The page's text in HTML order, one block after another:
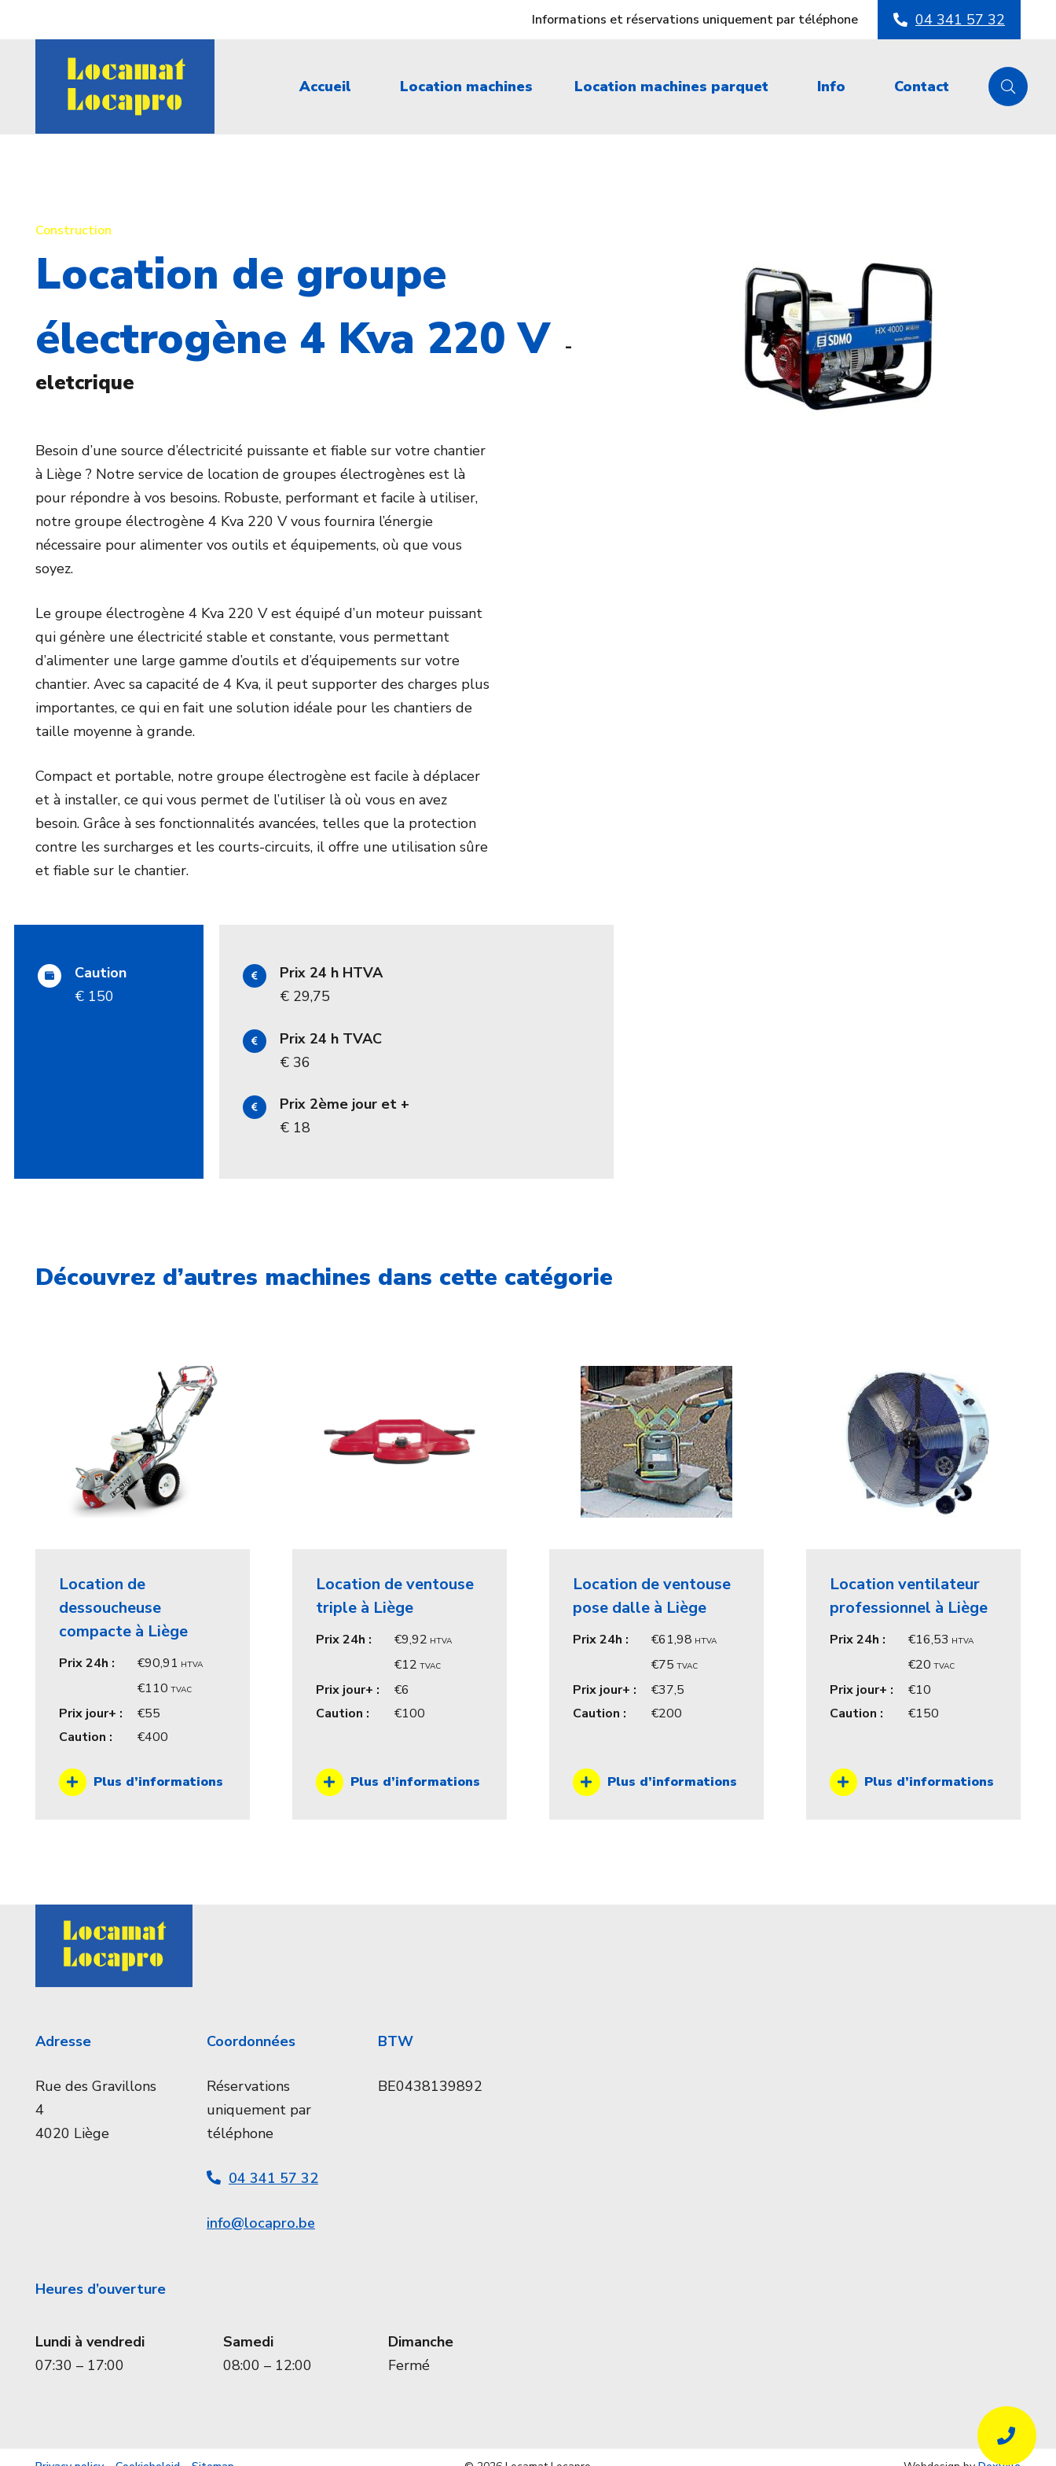
Informations et réservations uniquement par téléphone 04 341 57 32
Accueil Location machines Location machines parquet Info Contact
Construction
Location de groupe
électrogène 4 Kva 220 V -
eletcrique
Besoin d’une source d’électricité puissante et fiable sur votre chantier
à Liège ? Notre service de location de groupes électrogènes est là
pour répondre à vos besoins. Robuste, performant et facile à utiliser,
notre groupe électrogène 4 Kva 220 V vous fournira l’énergie
nécessaire pour alimenter vos outils et équipements, où que vous
soyez.
Le groupe électrogène 4 Kva 220 V est équipé d’un moteur puissant
qui génère une électricité stable et constante, vous permettant
d’alimenter une large gamme d’outils et d’équipements sur votre
chantier. Avec sa capacité de 4 Kva, il peut supporter des charges plus
importantes, ce qui en fait une solution idéale pour les chantiers de
taille moyenne à grande.
Compact et portable, notre groupe électrogène est facile à déplacer
et à installer, ce qui vous permet de l’utiliser là où vous en avez
besoin. Grâce à ses fonctionnalités avancées, telles que la protection
contre les surcharges et les courts-circuits, il offre une utilisation sûre
et fiable sur le chantier.
Caution
€ 150
Prix 24 h HTVA
€ 29,75
Prix 24 h TVAC
€ 36
Prix 2ème jour et +
€ 18
Découvrez d’autres machines dans cette catégorie
Location de
dessoucheuse
compacte à Liège
Prix 24h : 90,91 HTVA
110 TVAC
Prix jour+ :
55
Caution :
400
Plus d’informations
Location de ventouse
triple à Liège
Prix 24h : 9,92 HTVA
12 TVAC
Prix jour+ :
6
Caution :
100
Plus d’informations
Location de ventouse
pose dalle à Liège
Prix 24h : 61,98 HTVA
75 TVAC
Prix jour+ :
37,5
Caution :
200
Plus d’informations
Location ventilateur
professionnel à Liège
Prix 24h : 16,53 HTVA
20 TVAC
Prix jour+ :
10
Caution :
150
Plus d’informations
Adresse
Rue des Gravillons
4
4020 Liège
Coordonnées
Réservations
uniquement par
téléphone
04 341 57 32
info@locapro.be
BTW
BE0438139892
Heures d’ouverture
Lundi à vendredi
07:30 – 17:00
Samedi
08:00 – 12:00
Dimanche
Fermé